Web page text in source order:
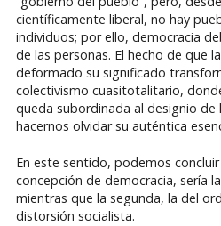
científicamente liberal, no hay
individuos; por ello, democracia
de las personas. El hecho de que
deformado su significado
colectivismo cuasitotalitario,
queda subordinada al designio de
hacernos olvidar su auténtica
En este sentido, podemos
concepción de democracia, sería
mientras que la segunda, la del
distorsión socialista.